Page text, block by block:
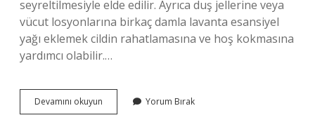
seyreltilmesiyle elde edilir. Ayrıca duş jellerine veya
vücut losyonlarına birkaç damla lavanta esansiyel
yağı eklemek cildin rahatlamasına ve hoş kokmasına
yardımcı olabilir.…
Devamını okuyun
Yağı
Yorum Bırak